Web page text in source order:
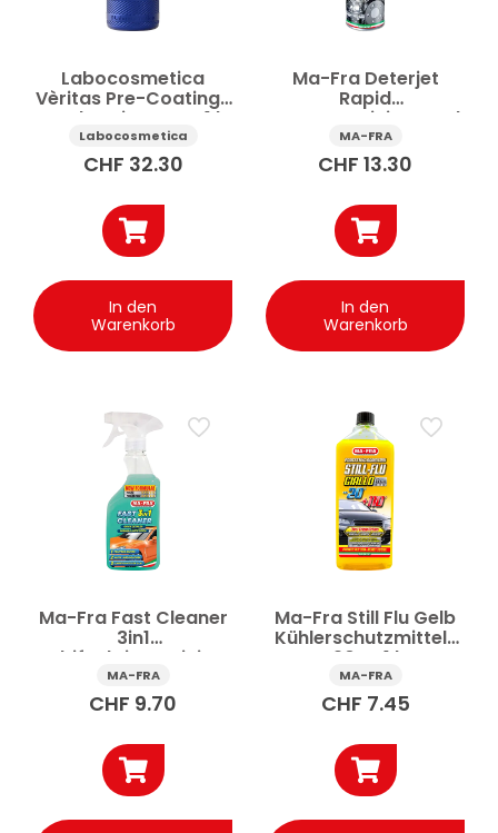
Labocosmetica
Vèritas Pre-Coating-
Vorbereiter Auto 1 l
Labocosmetica
CHF 32.30
In den
Warenkorb
Ma-Fra Deterjet
Rapid
Bremsenreiniger und
Teilereiniger 500 ml
MA-FRA
CHF 13.30
In den
Warenkorb
Ma-Fra Fast Cleaner
3in1
Multifunktionsreiniger
Auto 500 ml
MA-FRA
CHF 9.70
Ma-Fra Still Flu Gelb
Kühlerschutzmittel-
20°C 1 l
MA-FRA
CHF 7.45